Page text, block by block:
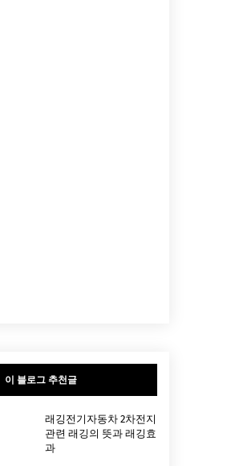
이 블로그 추천글
래깅전기자동차 2차전지
관련 래깅의 뜻과 래깅효
과